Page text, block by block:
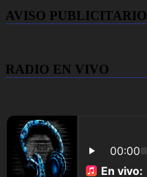
AVISO PUBLICITARIO
RADIO EN VIVO